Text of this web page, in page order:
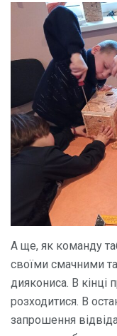
А ще, як команду
своїми смачними
диякониса. В кінці
розходитися. В
запрошення